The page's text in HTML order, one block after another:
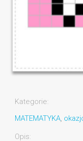
Kategorie:
MATEMATYKA,
Opis: